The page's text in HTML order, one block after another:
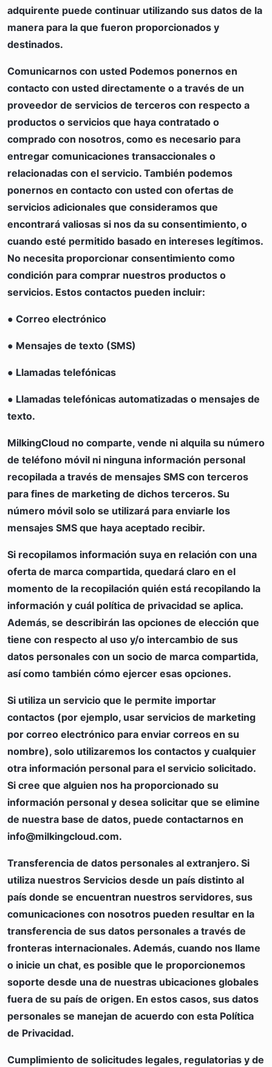
adquirente puede continuar utilizando sus datos de la
manera para la que fueron proporcionados y
destinados.
Comunicarnos con usted Podemos ponernos en
contacto con usted directamente o a través de un
proveedor de servicios de terceros con respecto a
productos o servicios que haya contratado o
comprado con nosotros, como es necesario para
entregar comunicaciones transaccionales o
relacionadas con el servicio. También podemos
ponernos en contacto con usted con ofertas de
servicios adicionales que consideramos que
encontrará valiosas si nos da su consentimiento, o
cuando esté permitido basado en intereses legítimos.
No necesita proporcionar consentimiento como
condición para comprar nuestros productos o
servicios. Estos contactos pueden incluir:
● Correo electrónico
● Mensajes de texto (SMS)
● Llamadas telefónicas
● Llamadas telefónicas automatizadas o mensajes de
texto.
MilkingCloud no comparte, vende ni alquila su número
de teléfono móvil ni ninguna información personal
recopilada a través de mensajes SMS con terceros
para fines de marketing de dichos terceros. Su
número móvil solo se utilizará para enviarle los
mensajes SMS que haya aceptado recibir.
Si recopilamos información suya en relación con una
oferta de marca compartida, quedará claro en el
momento de la recopilación quién está recopilando la
información y cuál política de privacidad se aplica.
Además, se describirán las opciones de elección que
tiene con respecto al uso y/o intercambio de sus
datos personales con un socio de marca compartida,
así como también cómo ejercer esas opciones.
Si utiliza un servicio que le permite importar
contactos (por ejemplo, usar servicios de marketing
por correo electrónico para enviar correos en su
nombre), solo utilizaremos los contactos y cualquier
otra información personal para el servicio solicitado.
Si cree que alguien nos ha proporcionado su
información personal y desea solicitar que se elimine
de nuestra base de datos, puede contactarnos en
info@milkingcloud.com.
Transferencia de datos personales al extranjero. Si
utiliza nuestros Servicios desde un país distinto al
país donde se encuentran nuestros servidores, sus
comunicaciones con nosotros pueden resultar en la
transferencia de sus datos personales a través de
fronteras internacionales. Además, cuando nos llame
o inicie un chat, es posible que le proporcionemos
soporte desde una de nuestras ubicaciones globales
fuera de su país de origen. En estos casos, sus datos
personales se manejan de acuerdo con esta Política
de Privacidad.
Cumplimiento de solicitudes legales, regulatorias y de